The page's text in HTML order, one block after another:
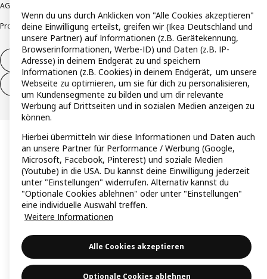
AGB
ProduktrückrufeResponsible DisclosureVertrauensstelle
Vertrag widerrufen
Vertrag widerrufen (Services & Leistungen)
Wenn du uns durch Anklicken von "Alle Cookies akzeptieren"
deine Einwilligung erteilst, greifen wir (Ikea Deutschland und
unsere Partner) auf Informationen (z.B. Gerätekennung,
Browserinformationen, Werbe-ID) und Daten (z.B. IP-
Adresse) in deinem Endgerät zu und speichern
Informationen (z.B. Cookies) in deinem Endgerät, um unsere
Webseite zu optimieren, um sie für dich zu personalisieren,
um Kundensegmente zu bilden und um dir relevante
Werbung auf Drittseiten und in sozialen Medien anzeigen zu
können.
Hierbei übermitteln wir diese Informationen und Daten auch
an unsere Partner für Performance / Werbung (Google,
Microsoft, Facebook, Pinterest) und soziale Medien
(Youtube) in die USA. Du kannst deine Einwilligung jederzeit
unter "Einstellungen" widerrufen. Alternativ kannst du
"Optionale Cookies ablehnen" oder unter "Einstellungen"
eine individuelle Auswahl treffen.
Weitere Informationen
Alle Cookies akzeptieren
Optionale Cookies ablehnen